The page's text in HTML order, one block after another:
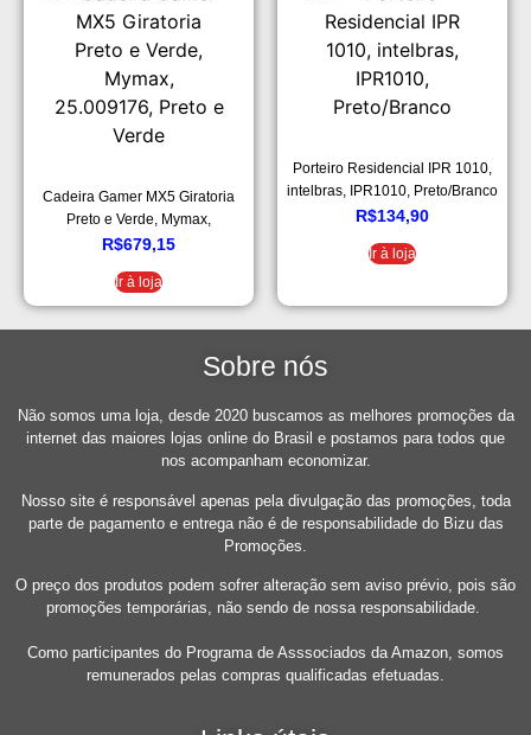
Cadeira Gamer MX5 Giratoria
Preto e Verde, Mymax,
25.009176, Preto e Verde
R$679,15
Ir à loja
Porteiro Residencial IPR 1010,
intelbras, IPR1010, Preto/Branco
R$134,90
Ir à loja
Sobre nós
Não somos uma loja, desde 2020 buscamos as melhores promoções da
internet das maiores lojas online do Brasil e postamos para todos que
nos acompanham economizar.
Nosso site é responsável apenas pela divulgação das promoções, toda
parte de pagamento e entrega não é de responsabilidade do Bizu das
Promoções.
O preço dos produtos podem sofrer alteração sem aviso prévio, pois são
promoções temporárias, não sendo de nossa responsabilidade.
Como participantes do Programa de Asssociados da Amazon, somos
remunerados pelas compras qualificadas efetuadas.